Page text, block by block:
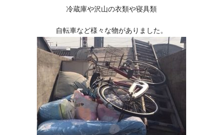
冷蔵庫や沢山の衣類や寝具類
自転車など様々な物がありました。